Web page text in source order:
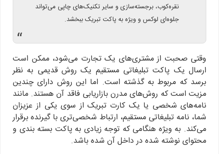
نقره‌کوب، برجسته‌سازی و سایر تکنیک‌های چاپی می‌تواند
جلوه‌ای لوکس و ویژه به پاکت تبریک ببخشد.
“
وقتی صحبت از مشتری‌های یک تجارت می‌شود، ممکن است
ارسال یک پاکت تبلیغاتی مستقیم یک روش قدیمی به نظر
برسد که مربوط به گذشته است. اما این روش دارای چندین
مزیت است که روش‌های مدرن بازاریابی فاقد آن هستند. مانند
نامه‌های شخصی یا یک کارت تبریک از سوی یکی از عزیزان
شما، نامه تبلیغاتی مستقیم، ارتباط شخصی‌تری با گیرنده برقرار
می‌کند. به ویژه هنگامی که توجه زیادی به پاکت بسته بندی و
محتوای نوشته شده در داخل آن شده باشد.